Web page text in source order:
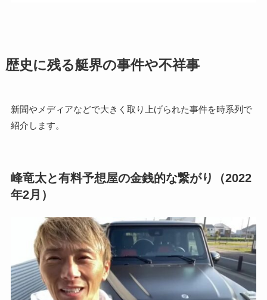
歴史に残る艇界の事件や不祥事
新聞やメディアなどで大きく取り上げられた事件を時系列で
紹介します。
峰竜太と有料予想屋の金銭的な繋がり（2022
年2月）